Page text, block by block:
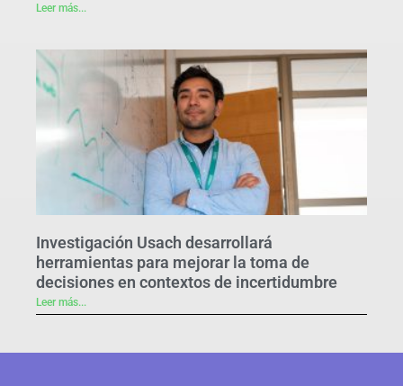
Leer más...
Investigación Usach desarrollará
herramientas para mejorar la toma de
decisiones en contextos de incertidumbre
Leer más...